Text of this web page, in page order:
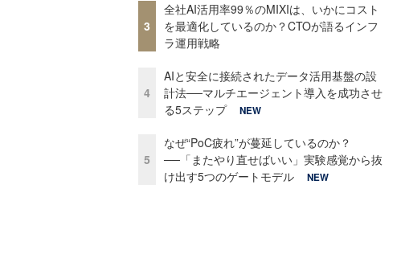
3
全社AI活用率99％のMIXIは、いかにコスト
を最適化しているのか？CTOが語るインフ
ラ運用戦略
4
AIと安全に接続されたデータ活用基盤の設
計法──マルチエージェント導入を成功させ
る5ステップ
NEW
5
なぜ“PoC疲れ”が蔓延しているのか？
──「またやり直せばいい」実験感覚から抜
け出す5つのゲートモデル
NEW